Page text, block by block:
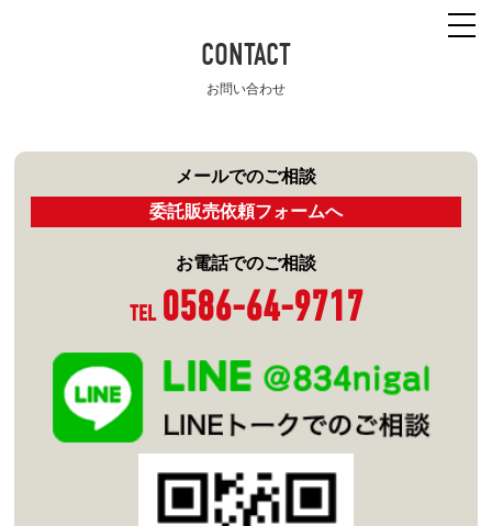
CONTACT
お問い合わせ
メールでのご相談
委託販売依頼フォームへ
お電話でのご相談
TEL 0586-64-9717